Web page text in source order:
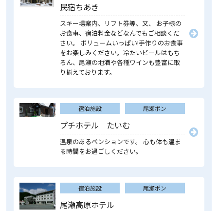
民宿ちあき
スキー場案内、リフト券等、又、 お子様の
お食事、宿泊料金などなんでもご相談くだ
さい。 ボリュームいっぱい!手作りのお食事
をお楽しみください。冷たいビールはもち
ろん、尾瀬の地酒や各種ワインも豊富に取
り揃えております。
宿泊施設 尾瀬ポン
プチホテル たいむ
温泉のあるペンションです。 心も体も温ま
る時間をお過ごしください。
宿泊施設 尾瀬ポン
尾瀬高原ホテル